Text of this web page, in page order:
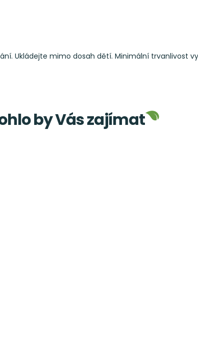
Ukládejte mimo dosah dětí. Minimální trvanlivost
by Vás zajímat